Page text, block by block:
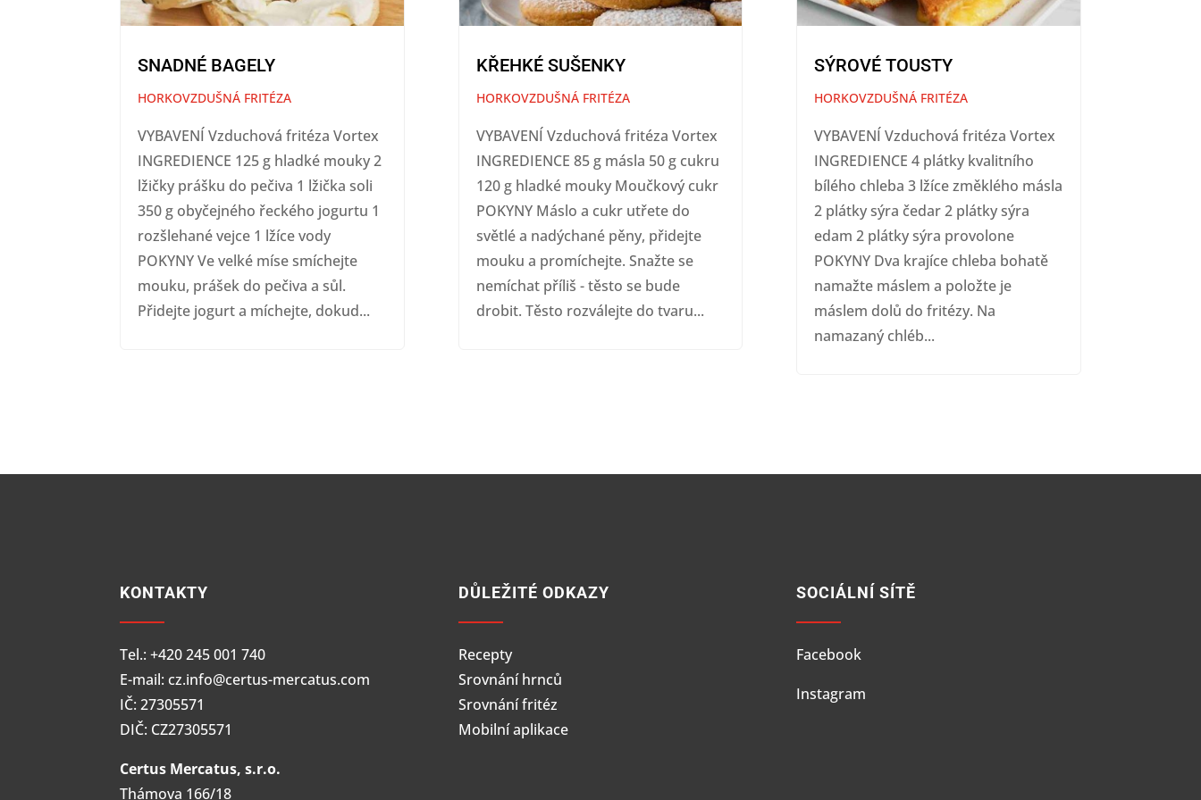
SNADNÉ BAGELY
HORKOVZDUŠNÁ FRITÉZA
VYBAVENÍ Vzduchová fritéza Vortex
INGREDIENCE 125 g hladké mouky 2
lžičky prášku do pečiva 1 lžička soli
350 g obyčejného řeckého jogurtu 1
rozšlehané vejce 1 lžíce vody
POKYNY Ve velké míse smíchejte
mouku, prášek do pečiva a sůl.
Přidejte jogurt a míchejte, dokud...
KŘEHKÉ SUŠENKY
HORKOVZDUŠNÁ FRITÉZA
VYBAVENÍ Vzduchová fritéza Vortex
INGREDIENCE 85 g másla 50 g cukru
120 g hladké mouky Moučkový cukr
POKYNY Máslo a cukr utřete do
světlé a nadýchané pěny, přidejte
mouku a promíchejte. Snažte se
nemíchat příliš - těsto se bude
drobit. Těsto rozválejte do tvaru...
SÝROVÉ TOUSTY
HORKOVZDUŠNÁ FRITÉZA
VYBAVENÍ Vzduchová fritéza Vortex
INGREDIENCE 4 plátky kvalitního
bílého chleba 3 lžíce změklého másla
2 plátky sýra čedar 2 plátky sýra
edam 2 plátky sýra provolone
POKYNY Dva krajíce chleba bohatě
namažte máslem a položte je
máslem dolů do fritézy. Na
namazaný chléb...
KONTAKTY
Tel.: +420 245 001 740
E-mail: cz.info@certus-mercatus.com
IČ: 27305571
DIČ: CZ27305571
Certus Mercatus, s.r.o.
Thámova 166/18
DŮLEŽITÉ ODKAZY
Recepty
Srovnání hrnců
Srovnání fritéz
Mobilní aplikace
SOCIÁLNÍ SÍTĚ
Facebook
Instagram